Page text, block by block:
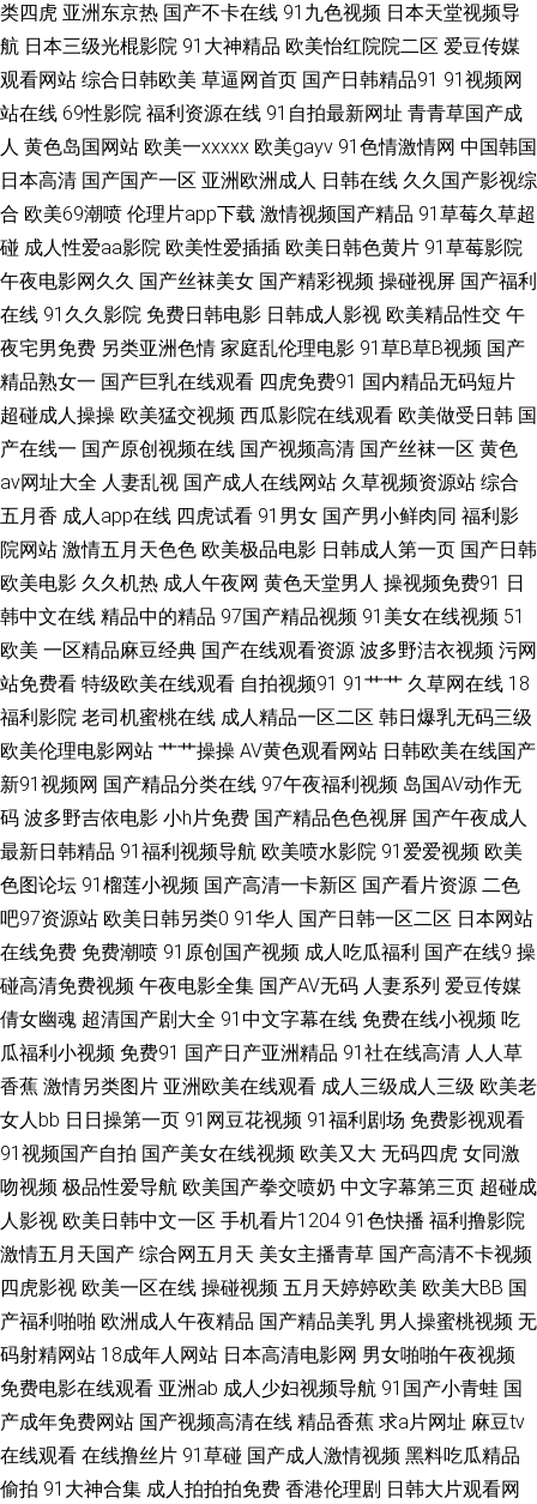
熟无码TV 国产自拍第六页 欧美刺激久久国产 日本不卡 色香焦伊人久久 午夜
福利三级导航 91传媒入口 AV网址 丁香五月久久综合 国产瑟瑟在线 老司机福
利亚洲 日本色www无码 五月亭av 亚洲春色另类 影音先锋丝袜美腿 91干逼
不卡 成人淫移在线观看 国产在线91网站 激情四方色播 美女视频91网站 日韩
色图网 亚洲成人WWW 91福利在线观看 91先生大战琪琪 超碰啪啪97 国产精
品自拍93 老太AV老太AV 欧美三级色图 日韩内射影视 亚洲日本性爱 91精品
老司机 www四虎 国产精品传媒1 久草资源福利 人妖综合 蜜桃抖阴 av红绿首
页 黄网站在线国产 囯产精品一二三 青青肏屄 超碰免费公开 狠狠操成人在线
日韩熟女成人 午夜影院污 97色涩 丁香8月大香蕉 狠狠干狠狠艹 午夜狼窝AV
91黑丝视频网站 抖阴福利视频 九一福利社区 欧美99欧美 日本理论一区 91
黑料黑丝 波多野吉衣电影 男女上床操网站 亚州午夜影院 91蜜桃精品入口
AVV春色 成人国产自拍 国产丝袜性爱 久久五月资源网 青草操中文字幕 四虎
美女人人摸人人操 日本a黄 天堂AV导航 91传媒抖音 超碰人妻第一夜 韩国91
短片 蜜臀官网 日本黄页视频 天天操人人 亚洲中文字幕aw 91密臀 www超碰
93 欧美性爱直播 日本黄色永久视频 深夜福利在线91 亚洲AV炮图 国产在线
xx 另类色亚洲 人人肏逼 五月丁香大香蕉 综合另类激情 国产精品日韩欧 日本
不卡 伊人久久在线 97超碰人人爱 豆花官网免费 九一香蕉社区 青草五月婷
五月天极品盛宴 综合色图第一页x 97超碰成人在线 九九热这里有精品 亚洲
社区电影 蜜桃TV91 伊人91在线观看 97欧美资源 岛国大片无码 日韩妇女性
影城 91视频免费刷 黄色网免网站 久久精品久久精 日本操逼逼 波多野氏黄色
39 海角福利导航 蜜桃视频免费观看 AV男天堂 亚州三级视频 97福利在线 亚
洲女性黄页网站 丝袜福利导航 超碰伊人97 日本理论影院免费 97视频色色 国
产十日美 日本色天堂 含羞草网站AV 日韩足交视频91 91叉叉叉 wwwav五月
青青伊人视频 亚洲综合色色 av影城一区 国产亚洲在线 欧美啪啪91 91视频中
类四虎 亚洲东京热 国产不卡在线 91九色视频 日本天堂视频导
航 日本三级光棍影院 91大神精品 欧美怡红院院二区 爱豆传媒
观看网站 综合日韩欧美 草逼网首页 国产日韩精品91 91视频网
站在线 69性影院 福利资源在线 91自拍最新网址 青青草国产成
人 黄色岛国网站 欧美一xxxxx 欧美gayv 91色情激情网 中国韩国
日本高清 国产国产一区 亚洲欧洲成人 日韩在线 久久国产影视综
合 欧美69潮喷 伦理片app下载 激情视频国产精品 91草莓久草超
碰 成人性爱aa影院 欧美性爱插插 欧美日韩色黄片 91草莓影院
午夜电影网久久 国产丝袜美女 国产精彩视频 操碰视屏 国产福利
在线 91久久影院 免费日韩电影 日韩成人影视 欧美精品性交 午
夜宅男免费 另类亚洲色情 家庭乱伦理电影 91草B草B视频 国产
精品熟女一 国产巨乳在线观看 四虎免费91 国内精品无码短片
超碰成人操操 欧美猛交视频 西瓜影院在线观看 欧美做受日韩 国
产在线一 国产原创视频在线 国产视频高清 国产丝袜一区 黄色
av网址大全 人妻乱视 国产成人在线网站 久草视频资源站 综合
五月香 成人app在线 四虎试看 91男女 国产男小鲜肉同 福利影
院网站 激情五月天色色 欧美极品电影 日韩成人第一页 国产日韩
欧美电影 久久机热 成人午夜网 黄色天堂男人 操视频免费91 日
韩中文在线 精品中的精品 97国产精品视频 91美女在线视频 51
欧美 一区精品麻豆经典 国产在线观看资源 波多野洁衣视频 污网
站免费看 特级欧美在线观看 自拍视频91 91艹艹 久草网在线 18
福利影院 老司机蜜桃在线 成人精品一区二区 韩日爆乳无码三级
欧美伦理电影网站 艹艹操操 AV黄色观看网站 日韩欧美在线国产
新91视频网 国产精品分类在线 97午夜福利视频 岛国AV动作无
码 波多野吉依电影 小h片免费 国产精品色色视屏 国产午夜成人
最新日韩精品 91福利视频导航 欧美喷水影院 91爱爱视频 欧美
色图论坛 91榴莲小视频 国产高清一卡新区 国产看片资源 二色
吧97资源站 欧美日韩另类0 91华人 国产日韩一区二区 日本网站
在线免费 免费潮喷 91原创国产视频 成人吃瓜福利 国产在线9 操
碰高清免费视频 午夜电影全集 国产AV无码 人妻系列 爱豆传媒
倩女幽魂 超清国产剧大全 91中文字幕在线 免费在线小视频 吃
瓜福利小视频 免费91 国产日产亚洲精品 91社在线高清 人人草
香蕉 激情另类图片 亚洲欧美在线观看 成人三级成人三级 欧美老
女人bb 日日操第一页 91网豆花视频 91福利剧场 免费影视观看
91视频国产自拍 国产美女在线视频 欧美又大 无码四虎 女同激
吻视频 极品性爱导航 欧美国产拳交喷奶 中文字幕第三页 超碰成
人影视 欧美日韩中文一区 手机看片1204 91色快播 福利撸影院
激情五月天国产 综合网五月天 美女主播青草 国产高清不卡视频
四虎影视 欧美一区在线 操碰视频 五月天婷婷欧美 欧美大BB 国
产福利啪啪 欧洲成人午夜精品 国产精品美乳 男人操蜜桃视频 无
码射精网站 18成年人网站 日本高清电影网 男女啪啪午夜视频
免费电影在线观看 亚洲ab 成人少妇视频导航 91国产小青蛙 国
产成年免费网站 国产视频高清在线 精品香蕉 求a片网址 麻豆tv
在线观看 在线撸丝片 91草碰 国产成人激情视频 黑料吃瓜精品
偷拍 91大神合集 成人拍拍拍免费 香港伦理剧 日韩大片观看网